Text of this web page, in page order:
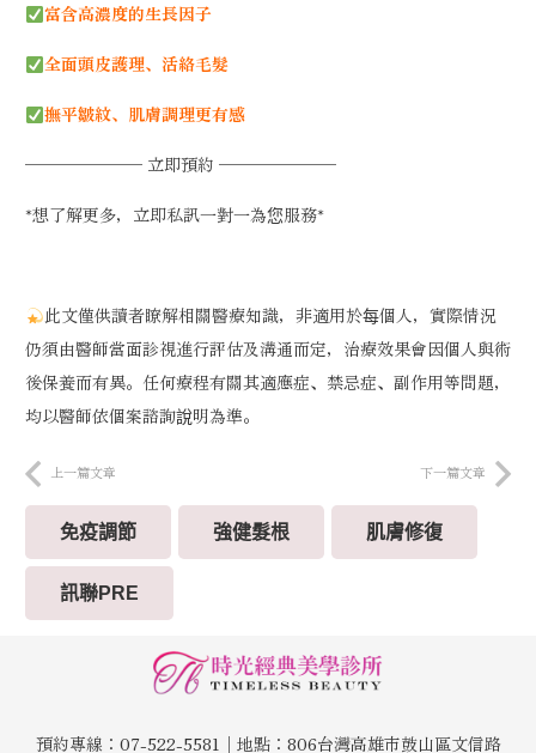
富含高濃度的生長因子
全面頭皮護理、活絡毛髮
撫平皺紋、肌膚調理更有感
─────── 立即預約 ───────
*想了解更多，立即私訊一對一為您服務*
此文僅供讀者瞭解相關醫療知識，非適用於每個人，實際情況
仍須由醫師當面診視進行評估及溝通而定，治療效果會因個人與術
後保養而有異。任何療程有關其適應症、禁忌症、副作用等問題，
均以醫師依個案諮詢說明為準。
上一篇文章 下一篇文章
免疫調節 強健髮根 肌膚修復
訊聯PRE
預約專線：07-522-5581│地點：806台灣高雄市鼓山區文信路